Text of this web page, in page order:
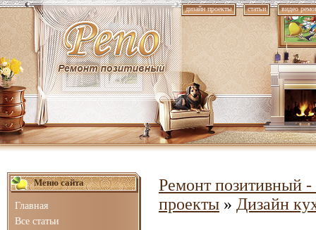
дизайн проекты статьи видео
Меню сайта
Главная
Все статьи
Ремонт позитивный -
проекты » Дизайн